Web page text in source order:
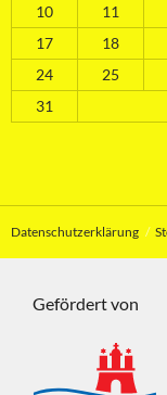
10
11
17
18
24
25
31
Datenschutzerklärung
Gefördert von